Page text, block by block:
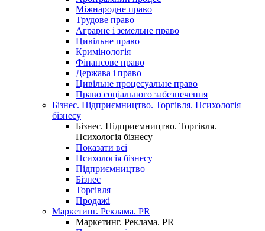
Міжнародне право
Трудове право
Аграрне і земельне право
Цивільне право
Кримінологія
Фінансове право
Держава і право
Цивільне процесуальне право
Право соціального забезпечення
Бізнес. Підприємництво. Торгівля. Психологія
бізнесу
Бізнес. Підприємництво. Торгівля.
Психологія бізнесу
Показати всі
Психологія бізнесу
Підприємництво
Бізнес
Торгівля
Продажі
Маркетинг. Реклама. PR
Маркетинг. Реклама. PR